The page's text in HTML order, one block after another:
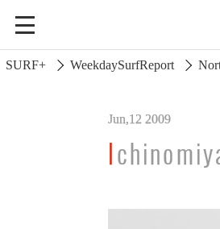
South Ibaraki
North Chiba
South Chiba
SURF+ WeekdaySurfReport
Jun,12 2009